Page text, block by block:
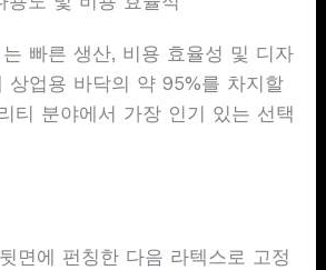
는 빠른 생산, 비용 효율성 및 디자
상업용 바닥의 약 95%를 차지할
티 분야에서 가장 인기 있는 선택
면에 펀칭한 다음 라텍스로 고정